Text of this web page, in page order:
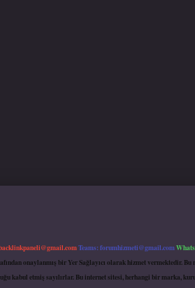
Teams:forumhizmeti@gmail.com
onaylanmış bir Yer Sağlayıcı olarak hizmet vermektedir.
etmiş sayılırlar. Bu internet sitesi, herhangi bir marka,